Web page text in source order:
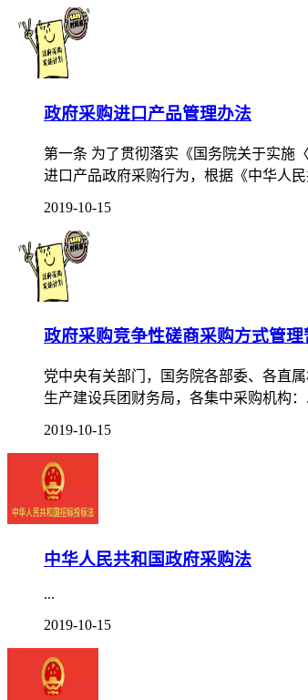
政府采购进口产品管理办法
第一条 为了贯彻落实《国务院关于实施
进口产品政府采购行为，根据《中华人
2019-10-15
政府采购竞争性磋商采购方式管
党中央有关部门，国务院各部委、各直
生产建设兵团财务局，各集中采购机构：
2019-10-15
中华人民共和国政府采购法
...
2019-10-15